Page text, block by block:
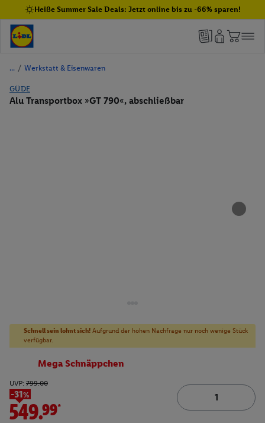
Heiße Summer Sale Deals: Jetzt online bis zu -66% sparen!
/ Werkstatt & Eisenwaren
GÜDE
Alu Transportbox »GT 790«, abschließbar
Schnell sein lohnt sich! Aufgrund der hohen Nachfrage nur noch wenige Stück
verfügbar.
Mega Schnäppchen
UVP: 799.00
-31%
549.99*